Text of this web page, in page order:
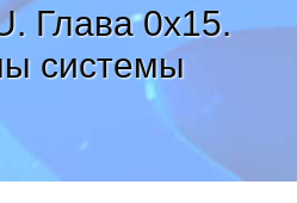
Глава 0х15.
системы